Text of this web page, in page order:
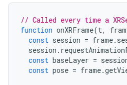
// Called every time a
function onXRFrame(t,
const session = frame.
session .
const baseLayer =
const pose = frame.